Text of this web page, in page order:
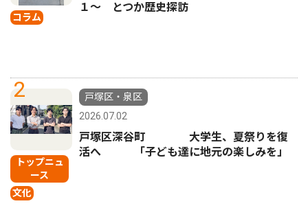
コラム
１〜 とつか歴史探訪
2
トップニュ
ース
文化
戸塚区・泉区
2026.07.02
戸塚区深谷町 大学生、夏祭りを復
活へ 「子ども達に地元の楽しみを」